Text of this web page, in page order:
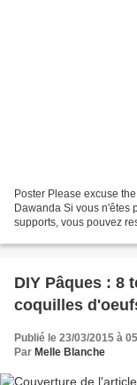
Poster Please excuse
Dawanda Si vous n'êtes
supports, vous pouvez
DIY Pâques : 8
coquilles
Publié le 23/03/2015 à
Par Melle Blanche